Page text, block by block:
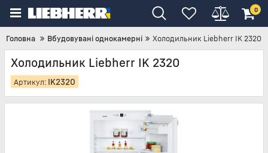
0
Головна Вбудовувані однокамерні Холодильник Liebherr IK 2320
Холодильник Liebherr IK 2320
Артикул: IK2320